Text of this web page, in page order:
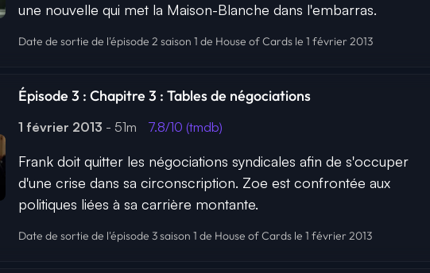
une nouvelle qui met la Maison-Blanche dans l'embarras.
Date de sortie de l'épisode 2 saison 1 de House of Cards le 1 février 2013
Épisode 3 : Chapitre 3 : Tables de négociations
1 février 2013 - 51m 7.8/10 (tmdb)
Frank doit quitter les négociations syndicales afin de s'occuper
d'une crise dans sa circonscription. Zoe est confrontée aux
politiques liées à sa carrière montante.
Date de sortie de l'épisode 3 saison 1 de House of Cards le 1 février 2013